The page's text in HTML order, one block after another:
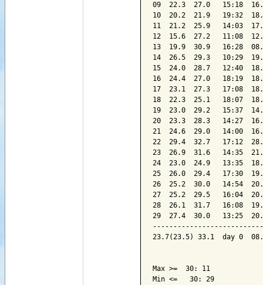
09  22.3  27.0   15:18
10  20.2  21.9   19:32
11  21.2  25.9   14:03
12  15.6  27.2   11:08
13  19.9  30.9   16:28
14  26.5  29.3   10:29
15  24.0  28.7   12:40
16  24.4  27.0   18:19
17  23.1  27.3   17:08
18  22.3  25.1   18:07
19  23.0  29.2   15:37
20  23.3  28.3   14:27
21  24.6  29.0   14:00
22  29.4  32.7   17:12
23  26.9  31.6   14:35
24  23.0  24.9   13:35
25  26.0  29.4   17:30
26  25.2  30.0   14:54
27  25.2  29.5   16:04
28  26.1  31.7   16:08
29  27.4  30.0   13:25
23.7(23.5) 33.1  day 0
Max >=  30: 11
Min <=   30: 29